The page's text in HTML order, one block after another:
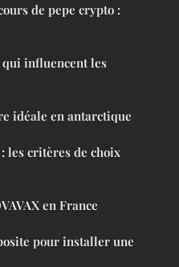
de pepe crypto :
qui influencent les
idéale en antarctique
les critères de choix
en France
pour installer une